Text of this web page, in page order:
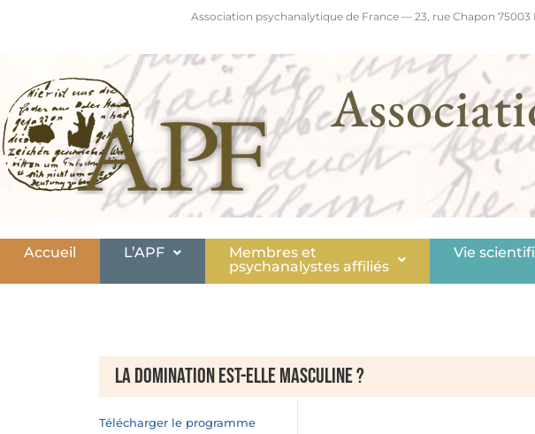
Association psychanalytique de France — 23, rue Chapon 75003
Accueil L’APF
Membres et
psychanalystes affiliés
Vie
La domination est-elle masculine ?
Télécharger le programme